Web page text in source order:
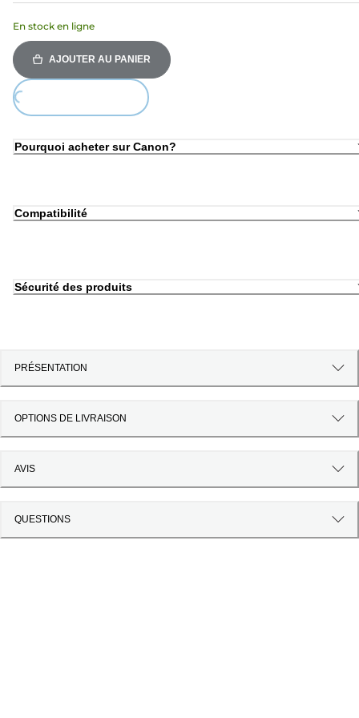
En stock en ligne
AJOUTER AU PANIER
Pourquoi acheter sur Canon?
Compatibilité
Sécurité des produits
PRÉSENTATION
OPTIONS DE LIVRAISON
AVIS
QUESTIONS